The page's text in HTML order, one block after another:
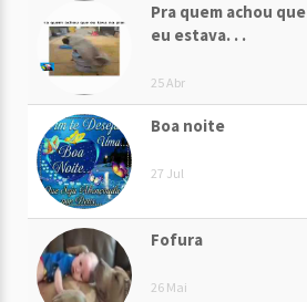
Pra quem achou que
eu estava. . .
25 Abr
Boa noite
27 Jul
Fofura
26 Mai